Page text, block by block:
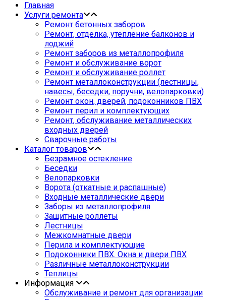
Главная
Услуги ремонта
Ремонт бетонных заборов
Ремонт, отделка, утепление балконов и
лоджий
Ремонт заборов из металлопрофиля
Ремонт и обслуживание ворот
Ремонт и обслуживание роллет
Ремонт металлоконструкции (лестницы,
навесы, беседки, поручни, велопарковки)
Ремонт окон, дверей, подоконников ПВХ
Ремонт перил и комплектующих
Ремонт, обслуживание металлических
входных дверей
Сварочные работы
Каталог товаров
Безрамное остекление
Беседки
Велопарковки
Ворота (откатные и распашные)
Входные металлические двери
Заборы из металлопрофиля
Защитные роллеты
Лестницы
Межкомнатные двери
Перила и комплектующие
Подоконники ПВХ. Окна и двери ПВХ
Различные металлоконструкции
Теплицы
Информация
Обслуживание и ремонт для организации